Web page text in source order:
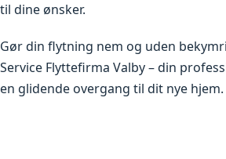
til dine ønsker.
Gør din flytning nem og uden
Service Flyttefirma Valby – din
en glidende overgang til dit nye hjem.